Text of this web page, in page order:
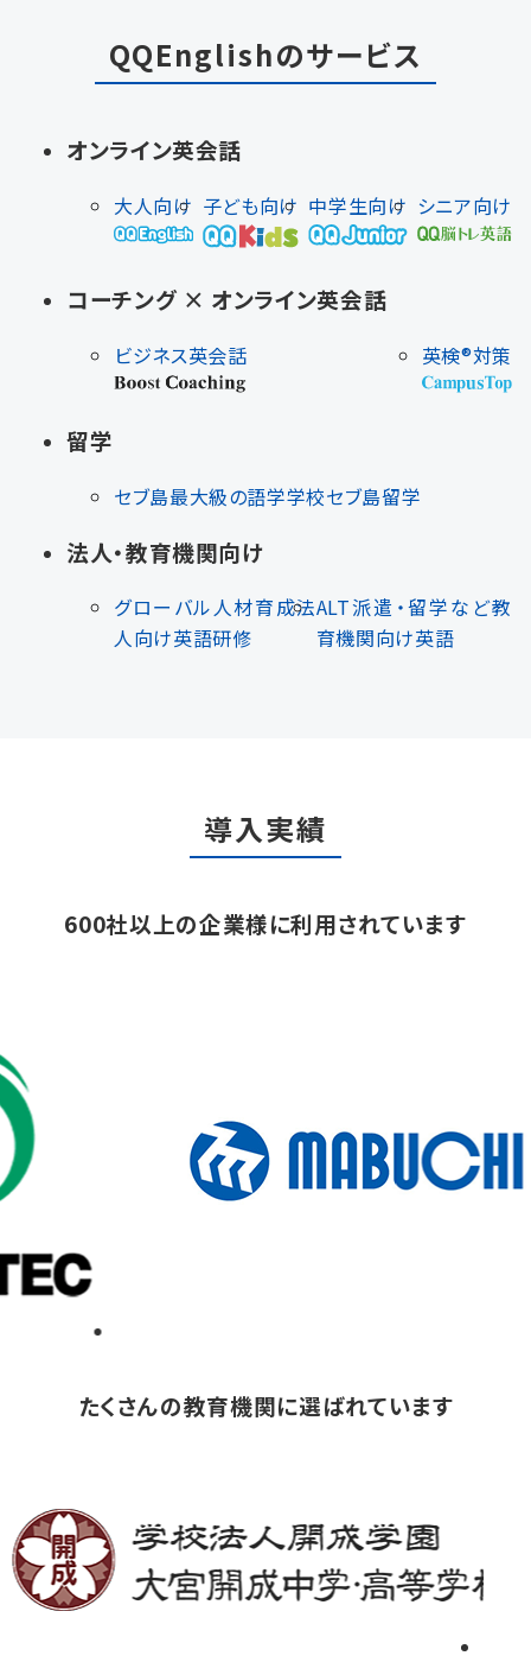
QQEnglishのサービス
オンライン英会話
大人向け 子ども向け 中学生向け シニア向け
コーチング × オンライン英会話
ビジネス英会話 英検®対策
留学
セブ島最大級の語学学校セブ島留学
法人・教育機関向け
グローバル人材育成法
人向け英語研修
ALT派遣・留学など教
育機関向け英語
導入実績
600社以上の企業様に利用されています
たくさんの教育機関に選ばれています